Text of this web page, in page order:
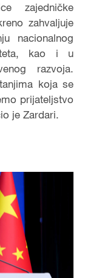
zajedničke
zahvaljuje
nacionalnog
kao i u
razvoja.
koja se
prijateljstvo
je Zardari.